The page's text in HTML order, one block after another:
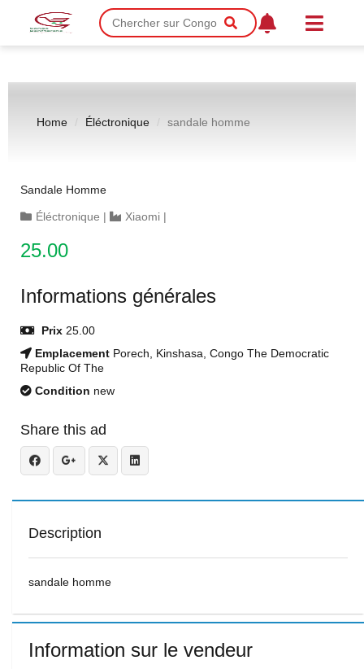
Home Éléctronique sandale homme
Sandale Homme
Éléctronique | Xiaomi |
25.00
Informations générales
Prix 25.00
Emplacement Porech, Kinshasa, Congo The Democratic
Republic Of The
Condition new
Share this ad
Description
sandale homme
Information sur le vendeur